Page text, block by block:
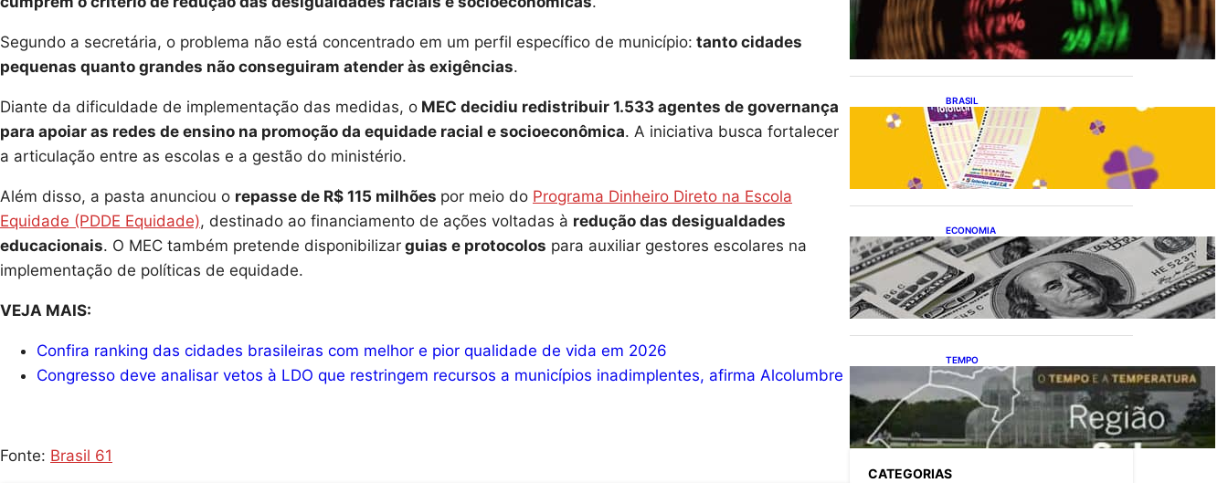
Segundo a secretária, o problema não está concentrado em um perfil específico de município: tanto cidades
pequenas quanto grandes não conseguiram atender às exigências.
Diante da dificuldade de implementação das medidas, o MEC decidiu redistribuir 1.533 agentes de governança
para apoiar as redes de ensino na promoção da equidade racial e socioeconômica. A iniciativa busca fortalecer
a articulação entre as escolas e a gestão do ministério.
Além disso, a pasta anunciou o repasse de R$ 115 milhões por meio do Programa Dinheiro Direto na Escola
Equidade (PDDE Equidade), destinado ao financiamento de ações voltadas à redução das desigualdades
educacionais. O MEC também pretende disponibilizar guias e protocolos para auxiliar gestores escolares na
implementação de políticas de equidade.
VEJA MAIS:
Confira ranking das cidades brasileiras com melhor e pior qualidade de vida em 2026
Congresso deve analisar vetos à LDO que restringem recursos a municípios inadimplentes, afirma Alcolumbre
Fonte: Brasil 61
pregão aos 172.494 pontos
BRASIL
Resultado da lotofácil 3756:
sorteio de sexta-feira
(07/08/2026)
ECONOMIA
Dólar fecha o último pregão
cotado a R$ 5,08
TEMPO
O TEMPO E A
TEMPERATURA: Confira a
previsão do tempo para a
Região Sul neste sábado (8)
CATEGORIAS